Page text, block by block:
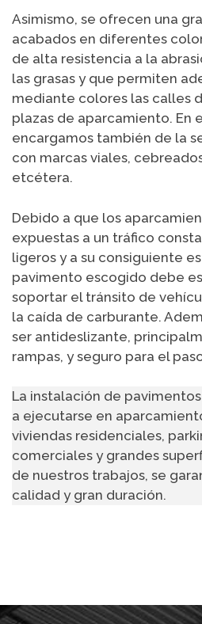
Asimismo, se ofrecen una
acabados en diferentes
de alta resistencia a la
las grasas y que permiten
mediante colores las calles
plazas de aparcamiento. En
encargamos también de la
con marcas viales,
etcétera.
Debido a que los
expuestas a un tráfico
ligeros y a su consiguiente
pavimento escogido debe
soportar el tránsito de
la caída de carburante.
ser antideslizante,
rampas, y seguro para el
La instalación de
a ejecutarse en
viviendas residenciales,
comerciales y grandes
de nuestros trabajos, se
calidad y gran duración.